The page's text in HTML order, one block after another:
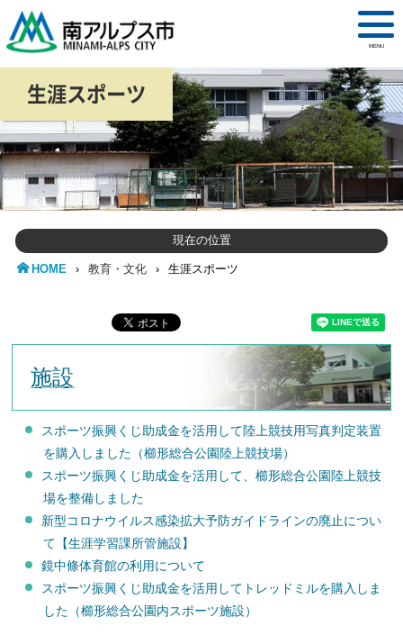
MENU
生涯スポーツ
現在の位置
HOME › 教育・文化 › 生涯スポーツ
施設
スポーツ振興くじ助成金を活用して陸上競技用写真判定装置
を購入しました（櫛形総合公園陸上競技場）
スポーツ振興くじ助成金を活用して、櫛形総合公園陸上競技
場を整備しました
新型コロナウイルス感染拡大予防ガイドラインの廃止につい
て【生涯学習課所管施設】
鏡中條体育館の利用について
スポーツ振興くじ助成金を活用してトレッドミルを購入しま
した（櫛形総合公園内スポーツ施設）